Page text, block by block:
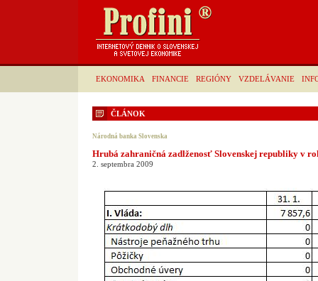
EKONOMIKA FINANCIE REGIÓNY VZDELÁVANIE
ČLÁNOK
Národná banka Slovenska
Hrubá zahraničná zadlženosť Slovenskej republiky v
2. septembra 2009